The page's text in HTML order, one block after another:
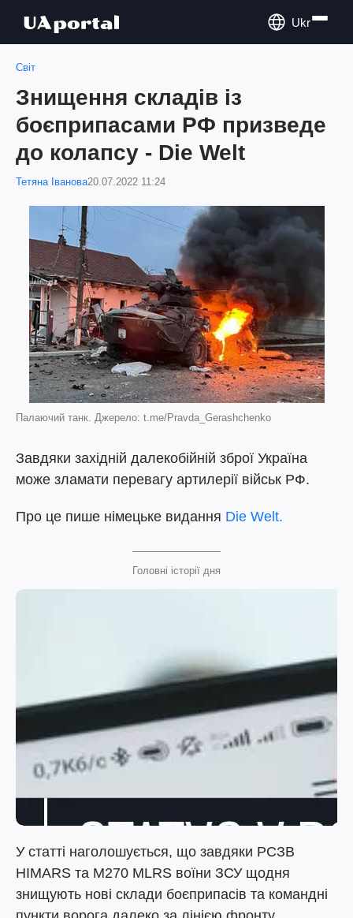
Ukr
Світ
Знищення складів із
боєприпасами РФ призведе
до колапсу - Die Welt
Тетяна Іванова20.07.2022 11:24
Палаючий танк. Джерело: t.me/Pravda_Gerashchenko
Завдяки західній далекобійній зброї Україна
може зламати перевагу артилерії військ РФ.
Про це пише німецьке видання Die Welt.
Головні історії дня
У статті наголошується, що завдяки РСЗВ
HIMARS та M270 MLRS воїни ЗСУ щодня
знищують нові склади боєприпасів та командні